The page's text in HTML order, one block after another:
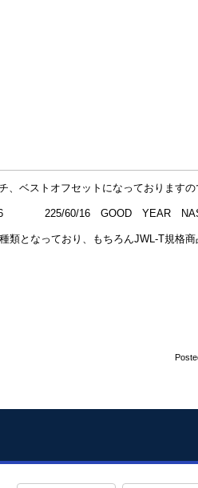
ベストオフセットになっております
16 225/60/16 GOOD YEAR
類となっており、もちろんJWL-T規格